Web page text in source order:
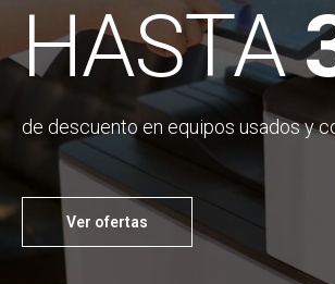
HASTA
de descuento en equipos usados y
Ver ofertas